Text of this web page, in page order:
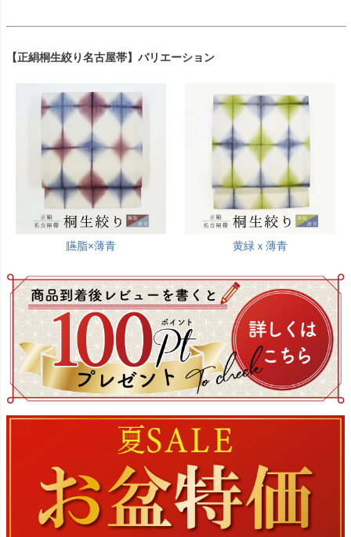
【正絹桐生絞り名古屋帯】バリエーション
臙脂×薄青 黄緑ｘ薄青